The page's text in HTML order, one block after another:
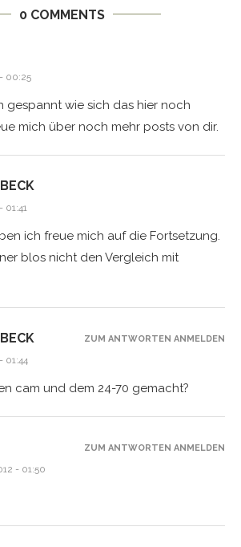
0 COMMENTS
00:25
gespannt wie sich das hier noch
mich über noch mehr posts von dir.
01:41
ich freue mich auf die Fortsetzung.
blos nicht den Vergleich mit
01:44
cam und dem 24-70 gemacht?
ZUM ANTWORTEN ANMELDEN
- 01:50
ZUM ANTWORTEN ANMELDEN